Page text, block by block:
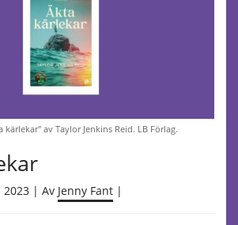
av Taylor Jenkins Reid. LB Förlag.
2023 | Av Jenny Fant |